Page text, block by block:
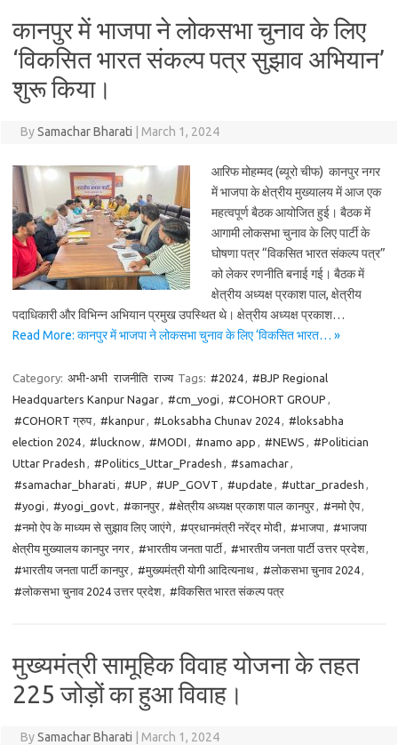
कानपुर में भाजपा ने लोकसभा चुनाव के लिए
‘विकसित भारत संकल्प पत्र सुझाव अभियान’
शुरू किया।
BySamachar Bharati March 1, 2024
आरिफ मोहम्मद (ब्यूरो चीफ) कानपुर नगर
में भाजपा के क्षेत्रीय मुख्यालय में आज एक
महत्वपूर्ण बैठक आयोजित हुई। बैठक में
आगामी लोकसभा चुनाव के लिए पार्टी के
घोषणा पत्र “विकसित भारत संकल्प पत्र”
को लेकर रणनीति बनाई गई। बैठक में
क्षेत्रीय अध्यक्ष प्रकाश पाल, क्षेत्रीय
पदाधिकारी और विभिन्न अभियान प्रमुख उपस्थित थे। क्षेत्रीय अध्यक्ष प्रकाश…
Read More: कानपुर में भाजपा ने लोकसभा चुनाव के लिए ‘विकसित भारत… »
Category: अभी-अभी राजनीति राज्य Tags: #2024, #BJP Regional
Headquarters Kanpur Nagar, #cm_yogi , #COHORT GROUP ,
#COHORT ग्रुप, #kanpur, #Loksabha Chunav 2024, #loksabha
election 2024, #lucknow, #MODI , #namo app , #NEWS , #Politician
Uttar Pradesh , #Politics_Uttar_Pradesh , #samachar,
#samachar_bharati , #UP , #UP_GOVT , #update , #uttar_pradesh ,
#yogi , #yogi_govt, #कानपुर, #क्षेत्रीय अध्यक्ष प्रकाश पाल कानपुर, #नमो ऐप,
#नमो ऐप के माध्यम से सुझाव लिए जाएंगे, #प्रधानमंत्री नरेंद्र मोदी, #भाजपा, #भाजपा
क्षेत्रीय मुख्यालय कानपुर नगर, #भारतीय जनता पार्टी, #भारतीय जनता पार्टी उत्तर प्रदेश,
#भारतीय जनता पार्टी कानपुर, #मुख्यमंत्री योगी आदित्यनाथ, #लोकसभा चुनाव 2024,
#लोकसभा चुनाव 2024 उत्तर प्रदेश, #विकसित भारत संकल्प पत्र
मुख्यमंत्री सामूहिक विवाह योजना के तहत
225 जोड़ों का हुआ विवाह।
BySamachar Bharati March 1, 2024